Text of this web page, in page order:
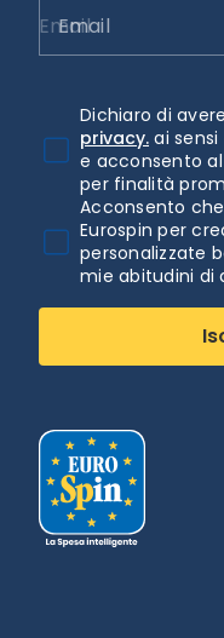
Email
Dichiaro di
privacy. ai sensi
e acconsento
per finalità
Acconsento
Eurospin per
personalizzate
mie abitudini di